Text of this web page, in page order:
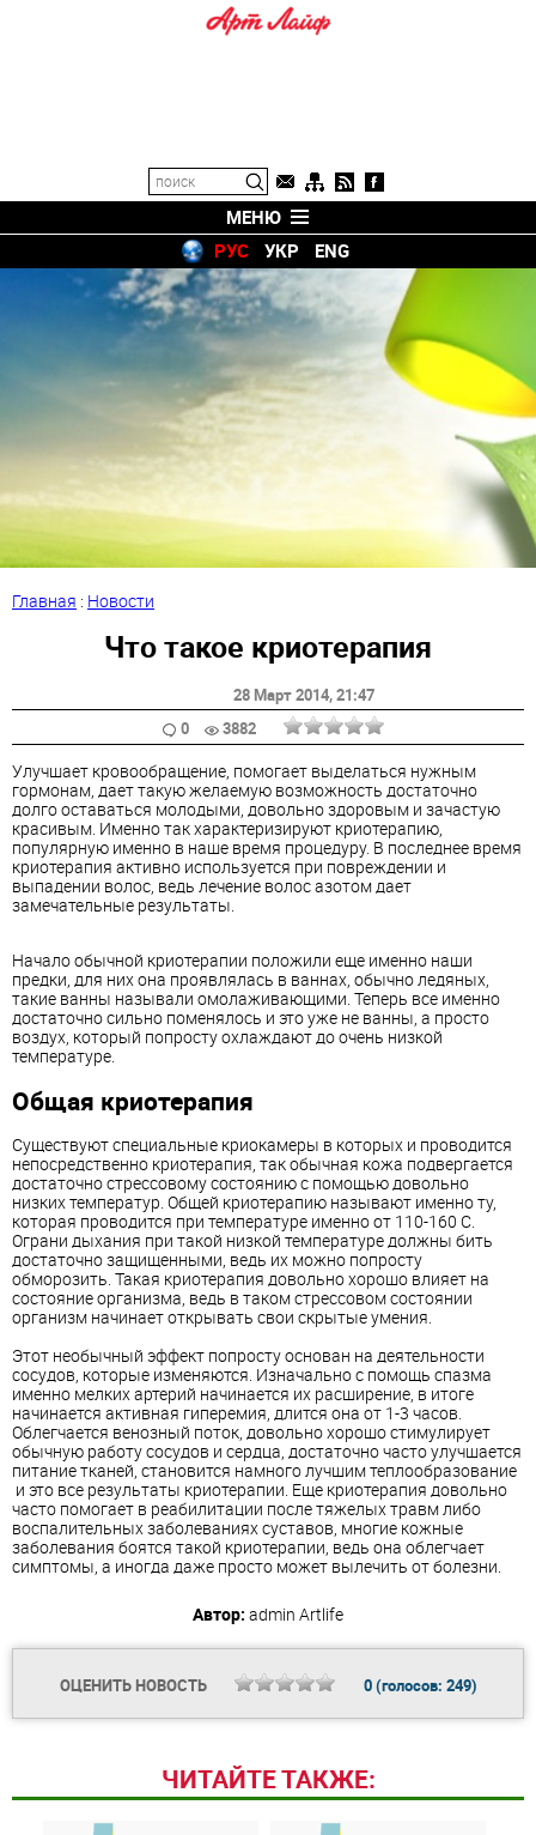
МЕНЮ
РУС
УКР ENG
Главная : Новости
Что такое криотерапия
28 Март 2014, 21:47
0
3882
Улучшает кровообращение, помогает выделаться нужным
гормонам, дает такую желаемую возможность достаточно
долго оставаться молодыми, довольно здоровым и зачастую
красивым. Именно так характеризируют криотерапию,
популярную именно в наше время процедуру. В последнее время
криотерапия активно используется при повреждении и
выпадении волос, ведь лечение волос азотом дает
замечательные результаты.
Начало обычной криотерапии положили еще именно наши
предки, для них она проявлялась в ваннах, обычно ледяных,
такие ванны называли омолаживающими. Теперь все именно
достаточно сильно поменялось и это уже не ванны, а просто
воздух, который попросту охлаждают до очень низкой
температуре.
Общая криотерапия
Существуют специальные криокамеры в которых и проводится
непосредственно криотерапия, так обычная кожа подвергается
достаточно стрессовому состоянию с помощью довольно
низких температур. Общей криотерапию называют именно ту,
которая проводится при температуре именно от 110-160 С.
Ограни дыхания при такой низкой температуре должны бить
достаточно защищенными, ведь их можно попросту
обморозить. Такая криотерапия довольно хорошо влияет на
состояние организма, ведь в таком стрессовом состоянии
организм начинает открывать свои скрытые умения.
Этот необычный эффект попросту основан на деятельности
сосудов, которые изменяются. Изначально с помощь спазма
именно мелких артерий начинается их расширение, в итоге
начинается активная гиперемия, длится она от 1-3 часов.
Облегчается венозный поток, довольно хорошо стимулирует
обычную работу сосудов и сердца, достаточно часто улучшается
питание тканей, становится намного лучшим теплообразование
и это все результаты криотерапии. Еще криотерапия довольно
часто помогает в реабилитации после тяжелых травм либо
воспалительных заболеваниях суставов, многие кожные
заболевания боятся такой криотерапии, ведь она облегчает
симптомы, а иногда даже просто может вылечить от болезни.
Автор: admin Artlife
ОЦЕНИТЬ НОВОСТЬ 0(голосов: 249)
ЧИТАЙТЕ ТАКЖЕ: